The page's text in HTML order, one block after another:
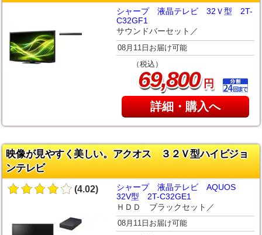
シャープ 液晶テレビ 32Ｖ型 2T-
C32GF1
サウンドバーセット／
08月11日お届け可能
（税込）
69,800円
詳細・購入へ
映像が見やすく美しい。アクオス ３２Ｖ型ハイビジョ
ンテレビ
(4.02)
シャープ 液晶テレビ AQUOS
32V型 2T-C32GE1
ＨＤＤ ブラックセット／
08月11日お届け可能